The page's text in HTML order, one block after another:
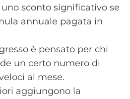
uno sconto significativo se
annuale pagata in
è pensato per chi
un certo numero di
al mese.
aggiungono la